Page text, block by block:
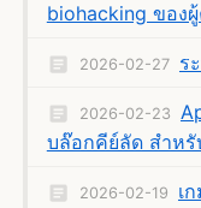
biohacking ของ
2026-02-27 ร
2026-02-23
บล๊อกคีย์ลัด สำหรั
2026-02-19
เ